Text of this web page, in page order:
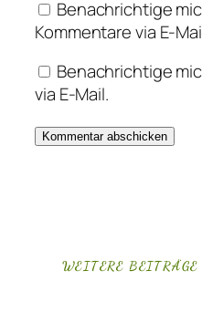
Benachrichtige
Kommentare via E-
Benachrichtige
via E-Mail.
WEITERE BEITRÄGE